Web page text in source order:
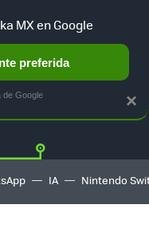
LIBRE
IA Nintendo
×
MX en Google
preferida
de Google